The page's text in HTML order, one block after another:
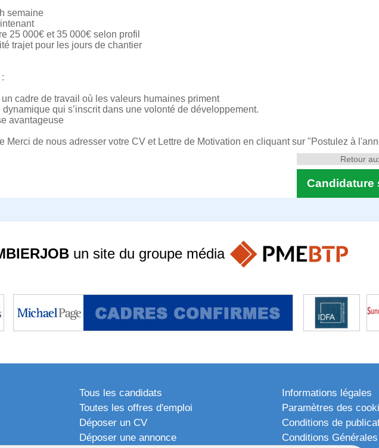
semaine
25 000€ et 35 000€ selon profil
trajet pour les jours de chantier
cadre de travail où les valeurs humaines priment
qui s’inscrit dans une volonté de développement.
avantageuse
Merci de nous adresser votre CV et Lettre de Motivation en cliquant sur "Postulez à
Candidature
Retour
un site du groupe média
Tous les candidats
Toutes les offres d'emploi
Déposer un CV
Déposer une annonce
Informations légales
Paramètres des
Conditions de
Conditions